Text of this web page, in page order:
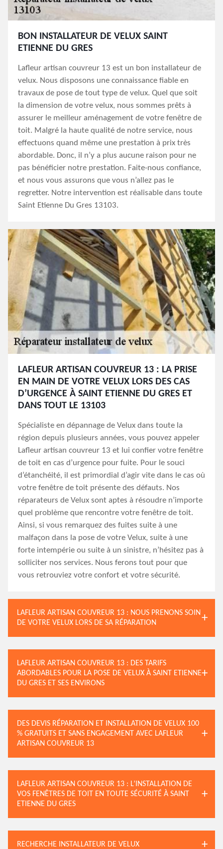
BON INSTALLATEUR DE VELUX SAINT
ETIENNE DU GRES
Lafleur artisan couvreur 13 est un bon installateur de
velux. Nous disposons une connaissance fiable en
travaux de pose de tout type de velux. Quel que soit
la dimension de votre velux, nous sommes prêts à
assurer le meilleur aménagement de votre fenêtre de
toit. Malgré la haute qualité de notre service, nous
effectuons quand même une prestation à prix très
abordable. Donc, il n’y a plus aucune raison pour ne
pas bénéficier notre prestation. Faite-nous confiance,
et nous vous assurons que vous n’allez pas le
regretter. Notre intervention est réalisable dans toute
Saint Etienne Du Gres 13103.
LAFLEUR ARTISAN COUVREUR 13 : LA PRISE
EN MAIN DE VOTRE VELUX LORS DES CAS
D’URGENCE À SAINT ETIENNE DU GRES ET
DANS TOUT LE 13103
Spécialiste en dépannage de Velux dans toute la
région depuis plusieurs années, vous pouvez appeler
Lafleur artisan couvreur 13 et lui confier votre fenêtre
de toit en cas d’urgence pour fuite. Pour le souci
d’étanchéité, il est primordial d’agir vite dans le cas où
votre fenêtre de toit présente des défauts. Nos
réparateurs de Velux sont aptes à résoudre n’importe
quel problème que rencontre votre fenêtre de toit.
Ainsi, si vous remarquez des fuites suite à une
malfaçon dans la pose de votre Velux, suite à une
forte intempérie ou suite à un sinistre, n’hésitez pas à
solliciter nos services. Nous ferons tout pour que
vous retrouviez votre confort et votre sécurité.
LAFLEUR ARTISAN COUVREUR 13 : NOUS PRENONS SOIN
DE VOTRE VELUX LORS DE SA RÉPARATION
LAFLEUR ARTISAN COUVREUR 13 : DES TARIFS
ABORDABLES POUR LA POSE DE VELUX À SAINT ETIENNE
DU GRES ET SES ENVIRONS
DES DEVIS RÉPARATION ET INSTALLATION DE VELUX 100
% GRATUITS ET SANS ENGAGEMENT AVEC LAFLEUR
ARTISAN COUVREUR 13
LAFLEUR ARTISAN COUVREUR 13 : L’INSTALLATION DE
VOS FENÊTRES DE TOIT EN TOUTE SÉCURITÉ À SAINT
ETIENNE DU GRES
RECHERCHE INSTALLATEUR DE VELUX